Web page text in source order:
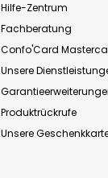
Hilfe-Zentrum
Fachberatung
Confo'Card
Unsere
Produktrückrufe
Unsere